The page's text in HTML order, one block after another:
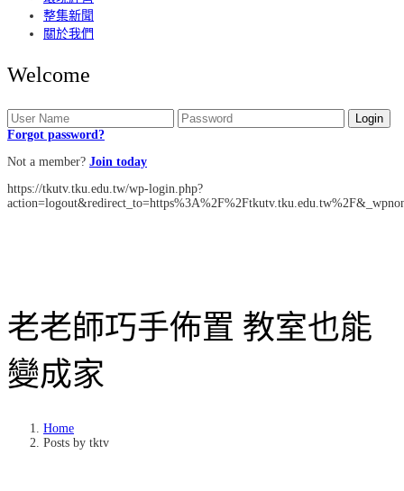
整集新聞
關於我們
Welcome
Forgot password?
Not a member? Join today
https://tkutv.tku.edu.tw/wp-login.php?
老老師巧手佈置 教室也能
變成家
Home
Posts by tktv